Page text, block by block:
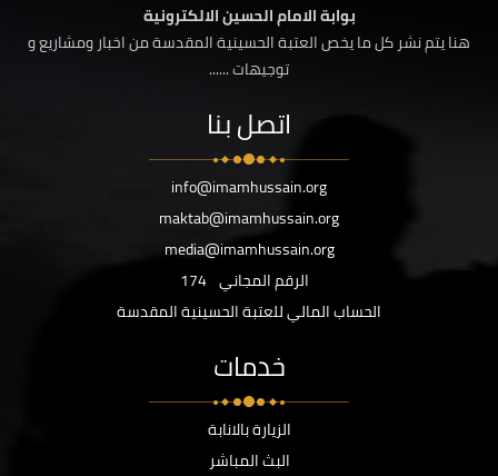
بوابة الامام الحسين الالكترونية
هنا يتم نشر كل ما يخص العتبة الحسينية المقدسة من اخبار ومشاريع و
توجيهات ......
اتصل بنا
info@imamhussain.org
maktab@imamhussain.org
media@imamhussain.org
الرقم المجاني 174
الحساب المالي للعتبة الحسينية المقدسة
خدمات
الزيارة بالانابة
البث المباشر